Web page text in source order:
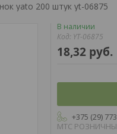
yato 200 штук yt-06875
В наличии
Код: YT-06875
18,32 руб.
+375 (29)
МТС